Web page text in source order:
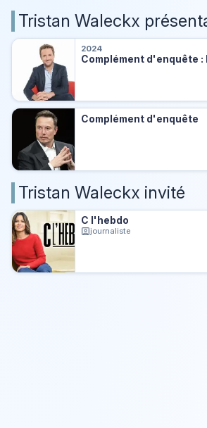
Tristan Waleckx
2024
Complément d'enquête
Complément d'enquête
Tristan Waleckx invité
C l'hebdo
journaliste